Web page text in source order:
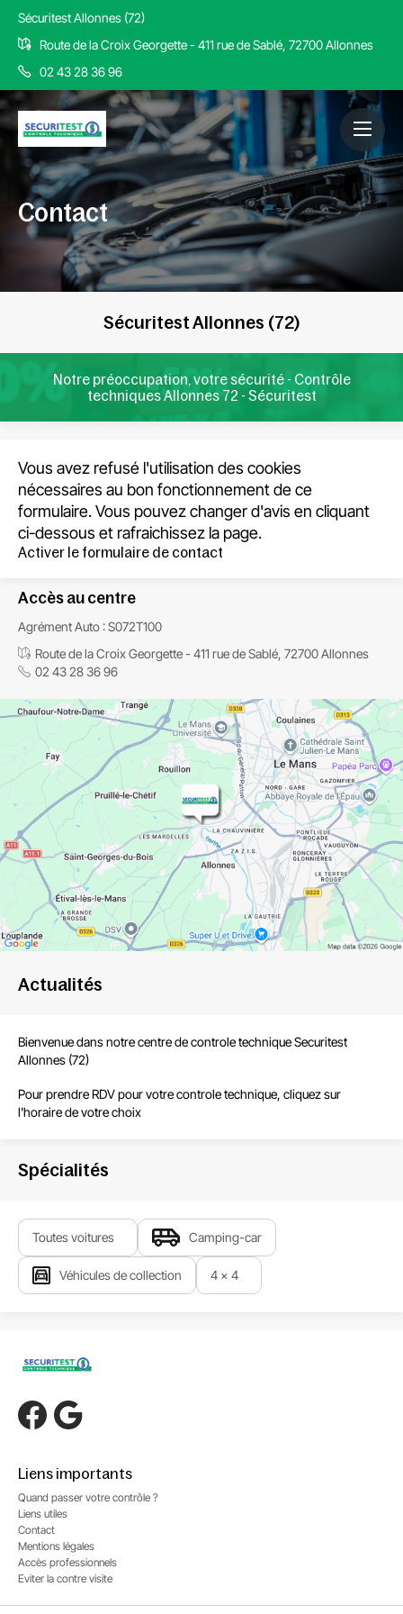
Sécuritest Allonnes (72)
Route de la Croix Georgette - 411 rue de Sablé, 72700 Allonnes
02 43 28 36 96
Contact
Sécuritest Allonnes (72)
Notre préoccupation, votre sécurité - Contrôle
techniques Allonnes 72 - Sécuritest
Vous avez refusé l'utilisation des cookies
nécessaires au bon fonctionnement de ce
formulaire. Vous pouvez changer d'avis en cliquant
ci-dessous et rafraichissez la page.
Activer le formulaire de contact
Accès au centre
Agrément Auto : S072T100
Route de la Croix Georgette - 411 rue de Sablé, 72700 Allonnes
02 43 28 36 96
Actualités
Bienvenue dans notre centre decontrole technique Securitest
Allonnes (72)
Pourprendre RDVpour votre controle technique, cliquez sur
l'horaire de votre choix
Spécialités
Toutes voitures Camping-car
Véhicules de collection 4 x 4
Liens importants
Quand passer votre contrôle ?
Liens utiles
Contact
Mentions légales
Accès professionnels
Eviter la contre visite